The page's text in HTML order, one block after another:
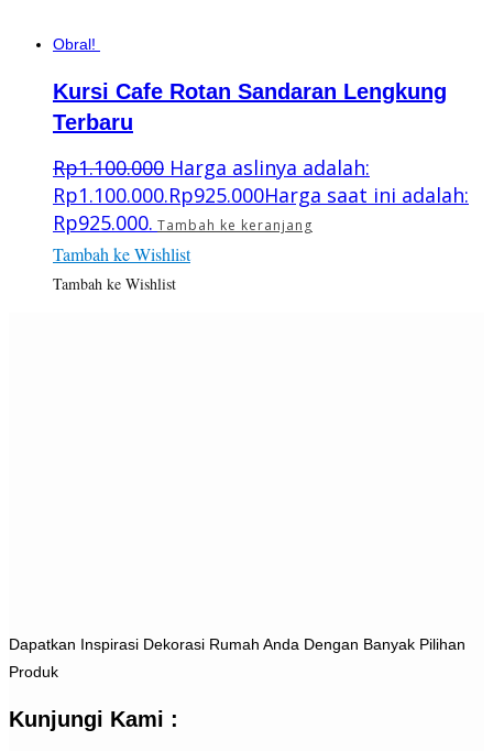
Obral!
Kursi Cafe Rotan Sandaran Lengkung
Terbaru
Rp1.100.000 Harga aslinya adalah:
Rp1.100.000.Rp925.000Harga saat ini adalah:
Rp925.000. Tambah ke keranjang
Tambah ke Wishlist
Tambah ke Wishlist
Dapatkan Inspirasi Dekorasi Rumah Anda Dengan Banyak Pilihan
Produk
Kunjungi Kami :